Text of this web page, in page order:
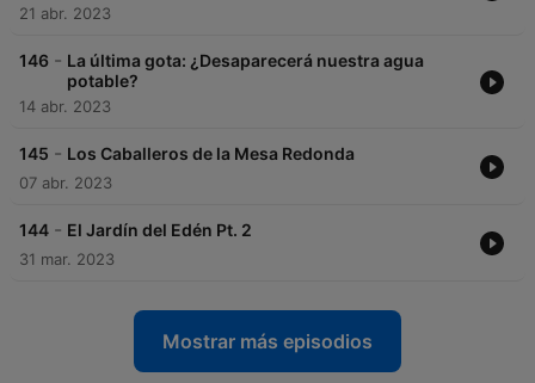
21 abr. 2023
146 - La última gota: ¿Desaparecerá nuestra agua
potable?
14 abr. 2023
145 - Los Caballeros de la Mesa Redonda
07 abr. 2023
144 - El Jardín del Edén Pt. 2
31 mar. 2023
Mostrar más episodios